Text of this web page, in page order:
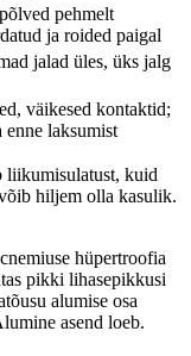
pehmelt
ja roided paigal
jalad üles, üks jalg
väikesed kontaktid;
enne laksumist
liikumisulatust, kuid
hiljem olla kasulik.
hüpertroofia
pikki lihasepikkusi
alumise osa
asend loeb.